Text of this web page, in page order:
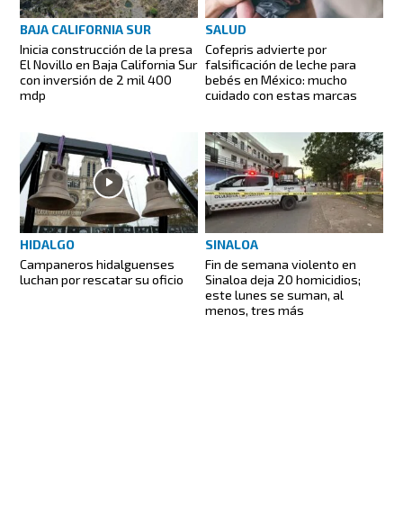
BAJA CALIFORNIA SUR
Inicia construcción de la presa
El Novillo en Baja California Sur
con inversión de 2 mil 400
mdp
SALUD
Cofepris advierte por
falsificación de leche para
bebés en México: mucho
cuidado con estas marcas
HIDALGO
Campaneros hidalguenses
luchan por rescatar su oficio
SINALOA
Fin de semana violento en
Sinaloa deja 20 homicidios;
este lunes se suman, al
menos, tres más